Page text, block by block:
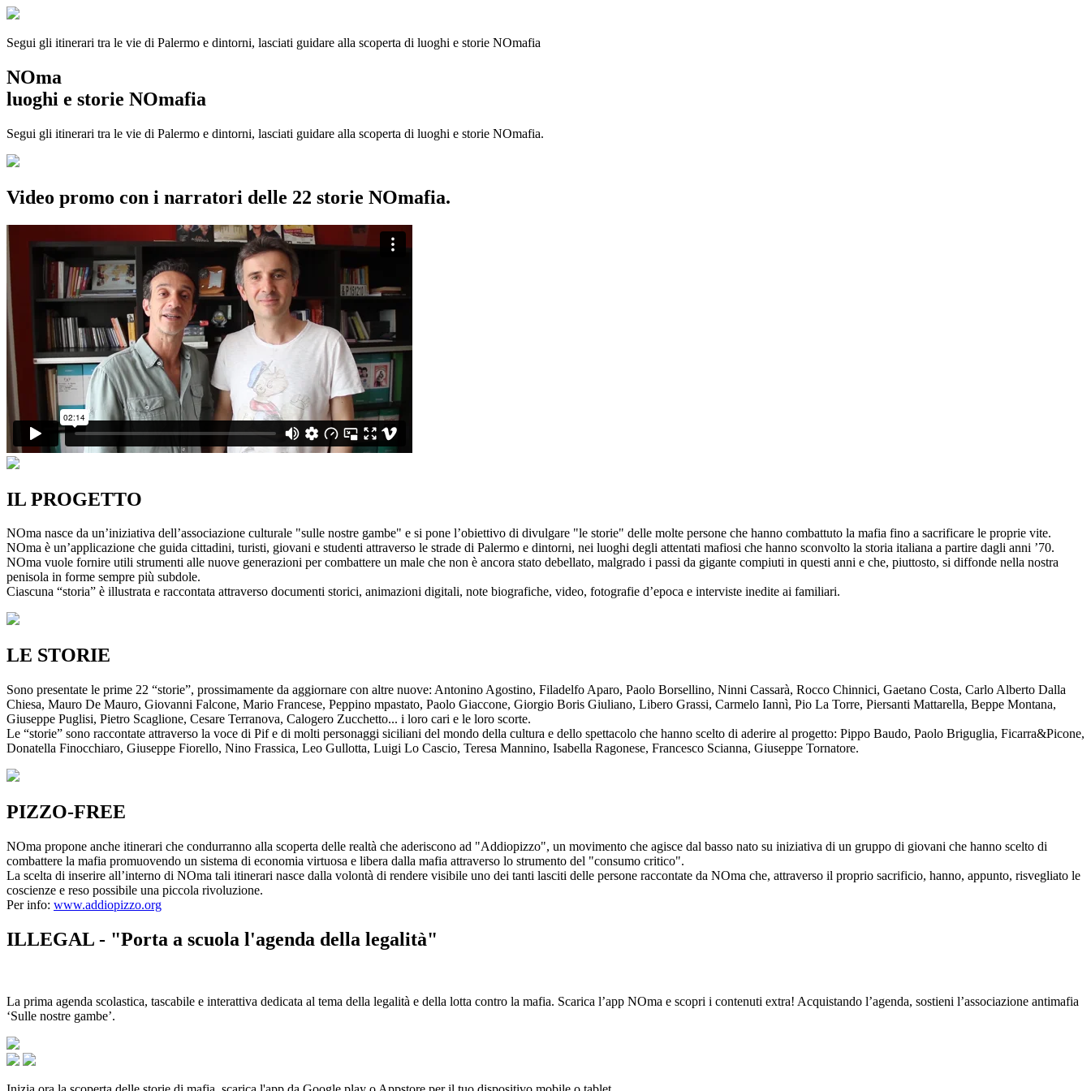
Segui gli itinerari tra le vie di Palermo e dintorni, lasciati guidare alla scoperta di luoghi e storie NOmafia
NOma
luoghi e storie NOmafia
Segui gli itinerari tra le vie di Palermo e dintorni, lasciati guidare alla scoperta di luoghi e storie NOmafia.
Video promo con i narratori delle 22 storie NOmafia.
IL PROGETTO
NOma nasce da un’iniziativa dell’associazione culturale "sulle nostre gambe" e si pone l’obiettivo di divulgare "le storie" delle molte persone che hanno combattuto la mafia fino a sacrificare le proprie vite.
NOma è un’applicazione che guida cittadini, turisti, giovani e studenti attraverso le strade di Palermo e dintorni, nei luoghi degli attentati mafiosi che hanno sconvolto la storia italiana a partire dagli anni ’70.
NOma vuole fornire utili strumenti alle nuove generazioni per combattere un male che non è ancora stato debellato, malgrado i passi da gigante compiuti in questi anni e che, piuttosto, si diffonde nella nostra
penisola in forme sempre più subdole.
Ciascuna “storia” è illustrata e raccontata attraverso documenti storici, animazioni digitali, note biografiche, video, fotografie d’epoca e interviste inedite ai familiari.
LE STORIE
Sono presentate le prime 22 “storie”, prossimamente da aggiornare con altre nuove: Antonino Agostino, Filadelfo Aparo, Paolo Borsellino, Ninni Cassarà, Rocco Chinnici, Gaetano Costa, Carlo Alberto Dalla
Chiesa, Mauro De Mauro, Giovanni Falcone, Mario Francese, Peppino mpastato, Paolo Giaccone, Giorgio Boris Giuliano, Libero Grassi, Carmelo Iannì, Pio La Torre, Piersanti Mattarella, Beppe Montana,
Giuseppe Puglisi, Pietro Scaglione, Cesare Terranova, Calogero Zucchetto... i loro cari e le loro scorte.
Le “storie” sono raccontate attraverso la voce di Pif e di molti personaggi siciliani del mondo della cultura e dello spettacolo che hanno scelto di aderire al progetto: Pippo Baudo, Paolo Briguglia, Ficarra&Picone,
Donatella Finocchiaro, Giuseppe Fiorello, Nino Frassica, Leo Gullotta, Luigi Lo Cascio, Teresa Mannino, Isabella Ragonese, Francesco Scianna, Giuseppe Tornatore.
PIZZO-FREE
NOma propone anche itinerari che condurranno alla scoperta delle realtà che aderiscono ad "Addiopizzo", un movimento che agisce dal basso nato su iniziativa di un gruppo di giovani che hanno scelto di
combattere la mafia promuovendo un sistema di economia virtuosa e libera dalla mafia attraverso lo strumento del "consumo critico".
La scelta di inserire all’interno di NOma tali itinerari nasce dalla volontà di rendere visibile uno dei tanti lasciti delle persone raccontate da NOma che, attraverso il proprio sacrificio, hanno, appunto, risvegliato le
coscienze e reso possibile una piccola rivoluzione.
Per info: www.addiopizzo.org
ILLEGAL - "Porta a scuola l'agenda della legalità"
La prima agenda scolastica, tascabile e interattiva dedicata al tema della legalità e della lotta contro la mafia. Scarica l’app NOma e scopri i contenuti extra! Acquistando l’agenda, sostieni l’associazione antimafia
‘Sulle nostre gambe’.